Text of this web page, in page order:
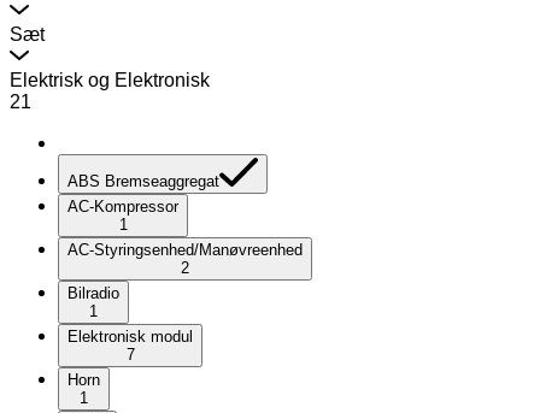
Sæt
Elektrisk og Elektronisk
21
ABS Bremseaggregat
AC-Kompressor
1
AC-Styringsenhed/Manøvreenhed
2
Bilradio
1
Elektronisk modul
7
Horn
1